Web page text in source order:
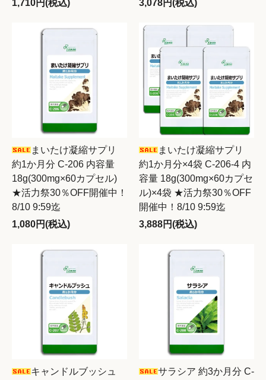
1,710円(税込)
3,078円(税込)
まいたけ凝縮サプリ
約1か月分 C-206 内容量
18g(300mg×60カプセル)
★活力祭30％OFF開催中！
8/10 9:59迄
1,080円(税込)
まいたけ凝縮サプリ
約1か月分×4袋 C-206-4 内
容量 18g(300mg×60カプセ
ル)×4袋 ★活力祭30％OFF
開催中！8/10 9:59迄
3,888円(税込)
キャンドルブッシュ
サラシア 約3か月分 C-